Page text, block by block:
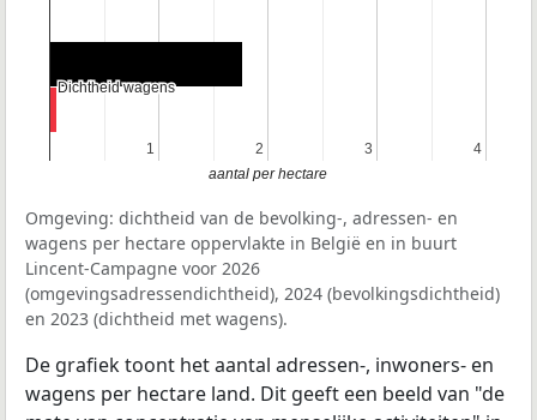
1
1 2
2 3
3 4
4
Dichtheid wagens
Dichtheid wagens
aantal per hectare
Omgeving: dichtheid van de bevolking-, adressen- en
wagens per hectare oppervlakte in België en in buurt
Lincent-Campagne voor 2026
(omgevingsadressendichtheid), 2024 (bevolkingsdichtheid)
en 2023 (dichtheid met wagens).
De grafiek toont het aantal adressen-, inwoners- en
wagens per hectare land. Dit geeft een beeld van "de